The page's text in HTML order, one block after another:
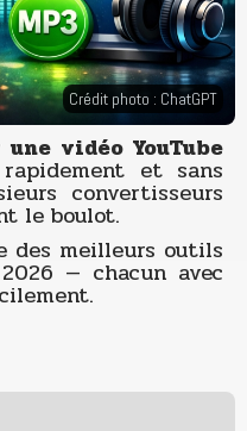
Crédit photo : ChatGPT
vidéo YouTube
et sans
convertisseurs
le boulot.
des meilleurs outils
— chacun avec